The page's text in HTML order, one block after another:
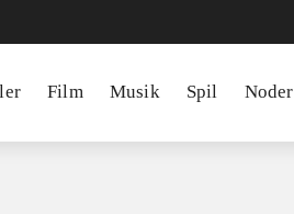
Film Musik Spil Noder